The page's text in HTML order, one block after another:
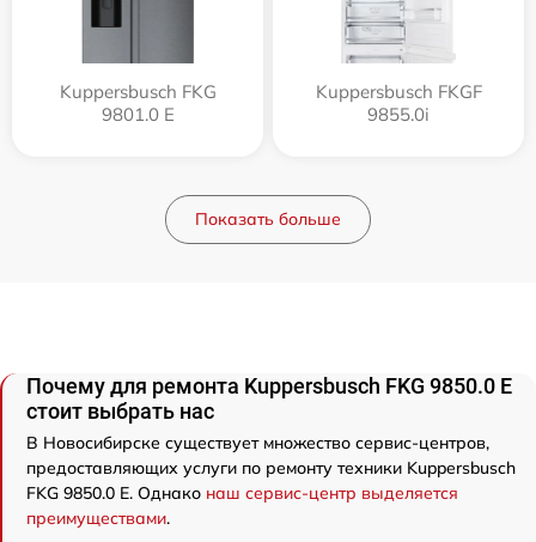
Kuppersbusch FKG
9801.0 E
Kuppersbusch FKGF
9855.0i
Показать больше
Почему для ремонта Kuppersbusch FKG 9850.0 E
стоит выбрать нас
В Новосибирске существует множество сервис-центров,
предоставляющих услуги по ремонту техники Kuppersbusch
FKG 9850.0 E. Однако наш сервис-центр выделяется
преимуществами.